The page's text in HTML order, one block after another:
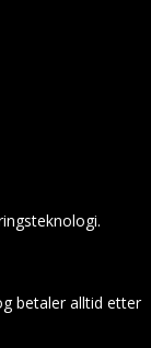
betaler alltid etter